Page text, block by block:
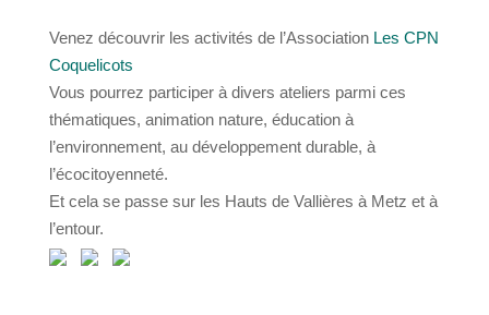
Venez découvrir les activités de l’Association Les CPN
Coquelicots
Vous pourrez participer à divers ateliers parmi ces
thématiques, animation nature, éducation à
l’environnement, au développement durable, à
l’écocitoyenneté.
Et cela se passe sur les Hauts de Vallières à Metz et à
l’entour.